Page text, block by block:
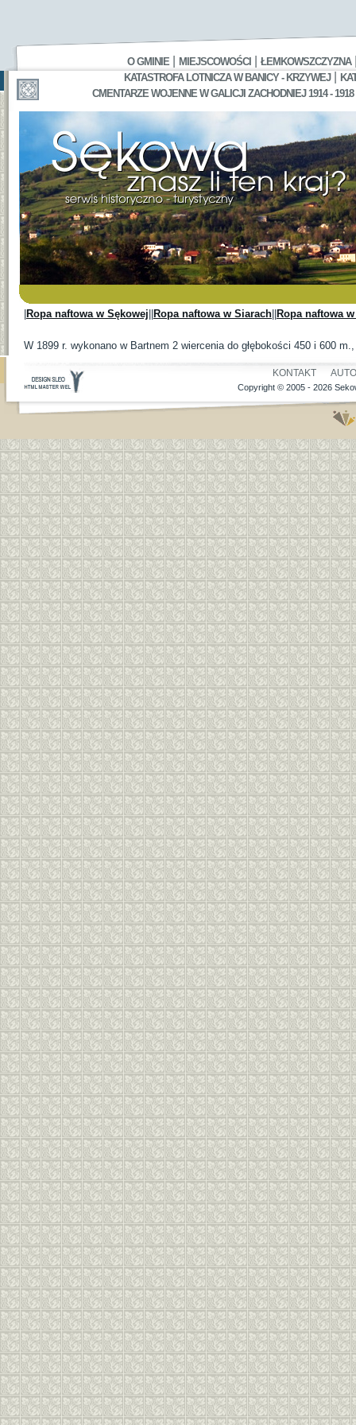
O GMINIE MIEJSCOWOŚCI ŁEMKOWSZCZYZNA
KATASTROFA LOTNICZA W BANICY - KRZYWEJ|
CMENTARZE WOJENNE W GALICJI ZACHODNIEJ 1914 - 1918
Ropa naftowa w Sękowej Ropa naftowa w Siarach Ropa naftowa
W 1899 r. wykonano w Bartnem 2 wiercenia do głębokości 450 i 600
KONTAKT
Copyright © 2005 - 2026